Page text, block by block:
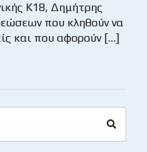
Κ18, Δημήτρης
που κληθούν να
και που αφορούν […]